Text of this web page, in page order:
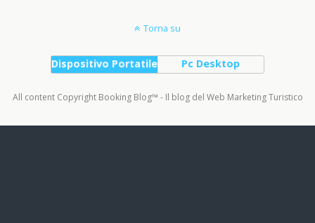
Torna su
Dispositivo Portatile Pc Desktop
All content Copyright Booking Blog™ - Il blog del Web Marketing Turistico